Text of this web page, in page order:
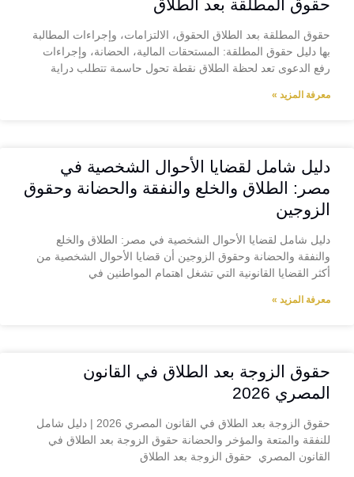
حقوق المطلقة بعد الطلاق
حقوق المطلقة بعد الطلاق الحقوق، الالتزامات، وإجراءات المطالبة
بها دليل حقوق المطلقة: المستحقات المالية، الحضانة، وإجراءات
رفع الدعوى تعد لحظة الطلاق نقطة تحول حاسمة تتطلب دراية
معرفة المزيد »
دليل شامل لقضايا الأحوال الشخصية في
مصر: الطلاق والخلع والنفقة والحضانة وحقوق
الزوجين
دليل شامل لقضايا الأحوال الشخصية في مصر: الطلاق والخلع
والنفقة والحضانة وحقوق الزوجين أن قضايا الأحوال الشخصية من
أكثر القضايا القانونية التي تشغل اهتمام المواطنين في
معرفة المزيد »
حقوق الزوجة بعد الطلاق في القانون
المصري 2026
حقوق الزوجة بعد الطلاق في القانون المصري 2026 | دليل شامل
للنفقة والمتعة والمؤخر والحضانة حقوق الزوجة بعد الطلاق في
القانون المصري حقوق الزوجة بعد الطلاق